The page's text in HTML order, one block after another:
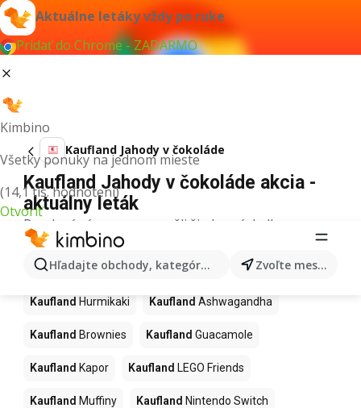
Aktuálne letáky vždy po ruke
Pridať do Chrome - ZADARMO
Kimbino
Všetky ponuky na jednom mieste
(14,1 tis. hodnotení)
Otvoriť
Hľadajte obchody, kategórie, produkty... Zvoľte mesto
Kaufland Jahody v čokoláde
Kaufland Jahody v čokoláde akcia -
aktuálny leták
Pre daný výraz sme nenašli žiadne výsledky.
Ďalšie produkty v obchodoch
Kaufland
Kaufland Hurmikaki Kaufland Ashwagandha
Kaufland Brownies Kaufland Guacamole
Kaufland Kapor Kaufland LEGO Friends
Kaufland Muffiny Kaufland Nintendo Switch